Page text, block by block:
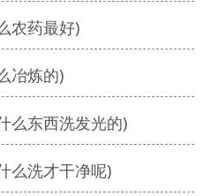
农药最好)
冶炼的)
么东西洗发光的)
么洗才干净呢)